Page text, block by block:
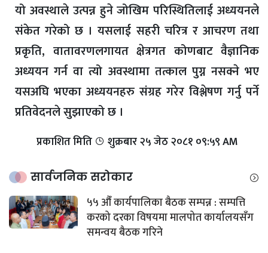
यो अवस्थाले उत्पन्न हुने जोखिम परिस्थितिलाई अध्ययनले
संकेत गरेको छ । यसलाई सहरी चरित्र र आचरण तथा
प्रकृति, वातावरणलगायत क्षेत्रगत कोणबाट वैज्ञानिक
अध्ययन गर्न वा त्यो अवस्थामा तत्काल पुग्न नसक्ने भए
यसअघि भएका अध्ययनहरु संग्रह गरेर विश्लेषण गर्नु पर्ने
प्रतिवेदनले सुझाएको छ ।
प्रकाशित मिति शुक्रबार​ २५ जेठ २०८१ ०९:५९ AM
सार्वजनिक सरोकार
५५ औँ कार्यपालिका बैठक सम्पन्न : सम्पत्ति
करको दरका विषयमा मालपोत कार्यालयसँग
समन्वय बैठक गरिने